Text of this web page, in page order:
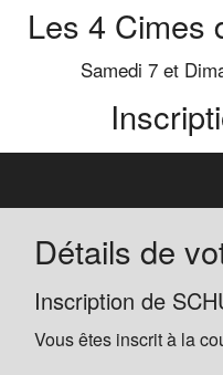
Les 4 Cimes
Samedi 7 et
Inscription
Préinscrits
Informations
Détails de
Inscription de
Vous êtes inscrit à la